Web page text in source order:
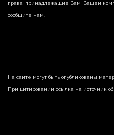
права, принадлежащие Вам, Вашей
сообщите нам.
На сайте могут быть опубликованы
При цитировании ссылка на источник